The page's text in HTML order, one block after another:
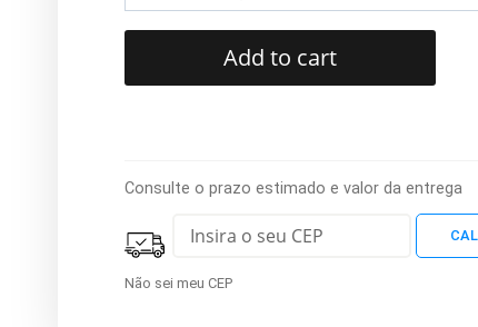
Add to cart
Consulte o prazo estimado e valor da entrega
Não sei meu CEP